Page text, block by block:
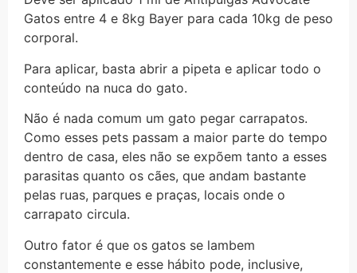
Gatos entre 4 e 8kg Bayer para cada 10kg de peso
corporal.
Para aplicar, basta abrir a pipeta e aplicar todo o
conteúdo na nuca do gato.
Não é nada comum um gato pegar carrapatos.
Como esses pets passam a maior parte do tempo
dentro de casa, eles não se expõem tanto a esses
parasitas quanto os cães, que andam bastante
pelas ruas, parques e praças, locais onde o
carrapato circula.
Outro fator é que os gatos se lambem
constantemente e esse hábito pode, inclusive,